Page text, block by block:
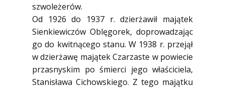
szwoleżerów.
Od 1926 do 1937 r. dzierżawił majątek
Sienkiewiczów Oblęgorek, doprowadzając
go do kwitnącego stanu. W 1938 r. przejął
w dzierżawę majątek Czarzaste w powiecie
przasnyskim po śmierci jego właściciela,
Stanisława Cichowskiego. Z tego majątku